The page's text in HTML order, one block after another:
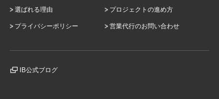
選ばれる理由 プロジェクトの進め方
プライバシーポリシー 営業代行のお問い合わせ
IB公式ブログ